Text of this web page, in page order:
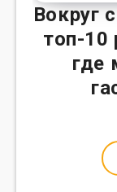
Вокруг
топ-10
где